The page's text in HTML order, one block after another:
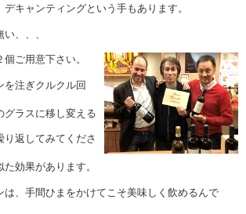
キャンティングという手もあります。
、、、
ご用意下さい。
を注ぎクルクル回
ラスに移し変える
り返してみてくださ
効果があります。
は、手間ひまをかけてこそ美味しく飲めるんで